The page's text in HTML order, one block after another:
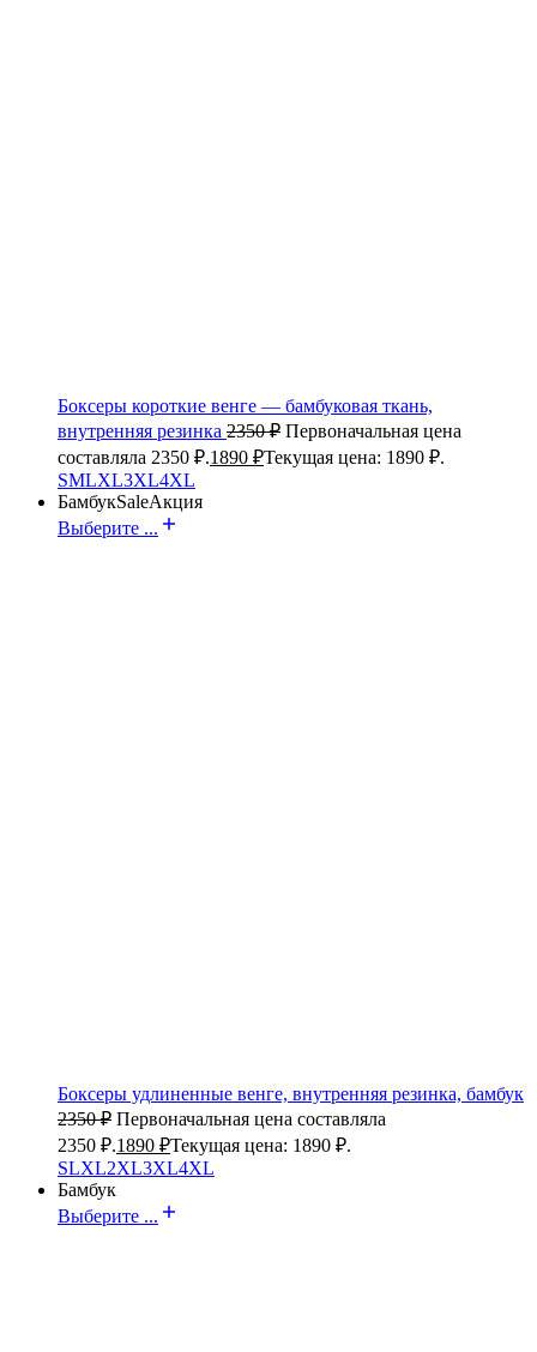
Боксеры короткие венге — бамбуковая ткань,
внутренняя резинка 2350₽ Первоначальная цена
составляла 2350 ₽.1890 ₽Текущая цена: 1890 ₽.
SMLXL3XL4XL
БамбукSaleАкция
Выберите ...
Боксеры удлиненные венге, внутренняя резинка, бамбук
2350₽ Первоначальная цена составляла
2350 ₽.1890 ₽Текущая цена: 1890 ₽.
SLXL2XL3XL4XL
Бамбук
Выберите ...